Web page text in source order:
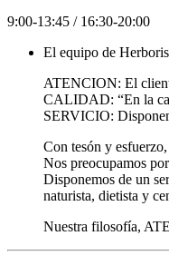
9:00-13:45 / 16:30-20:00
El equipo de
ATENCION: El
CALIDAD: “En la
SERVICIO:
Con tesón y
Nos preocupamos
Disponemos de un
naturista, dietista y
Nuestra filosofía,